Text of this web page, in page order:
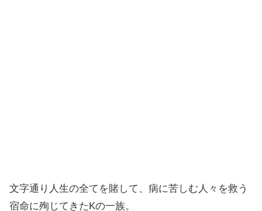
文字通り人生の全てを賭して、病に苦しむ人々を救う
宿命に殉じてきたKの一族。